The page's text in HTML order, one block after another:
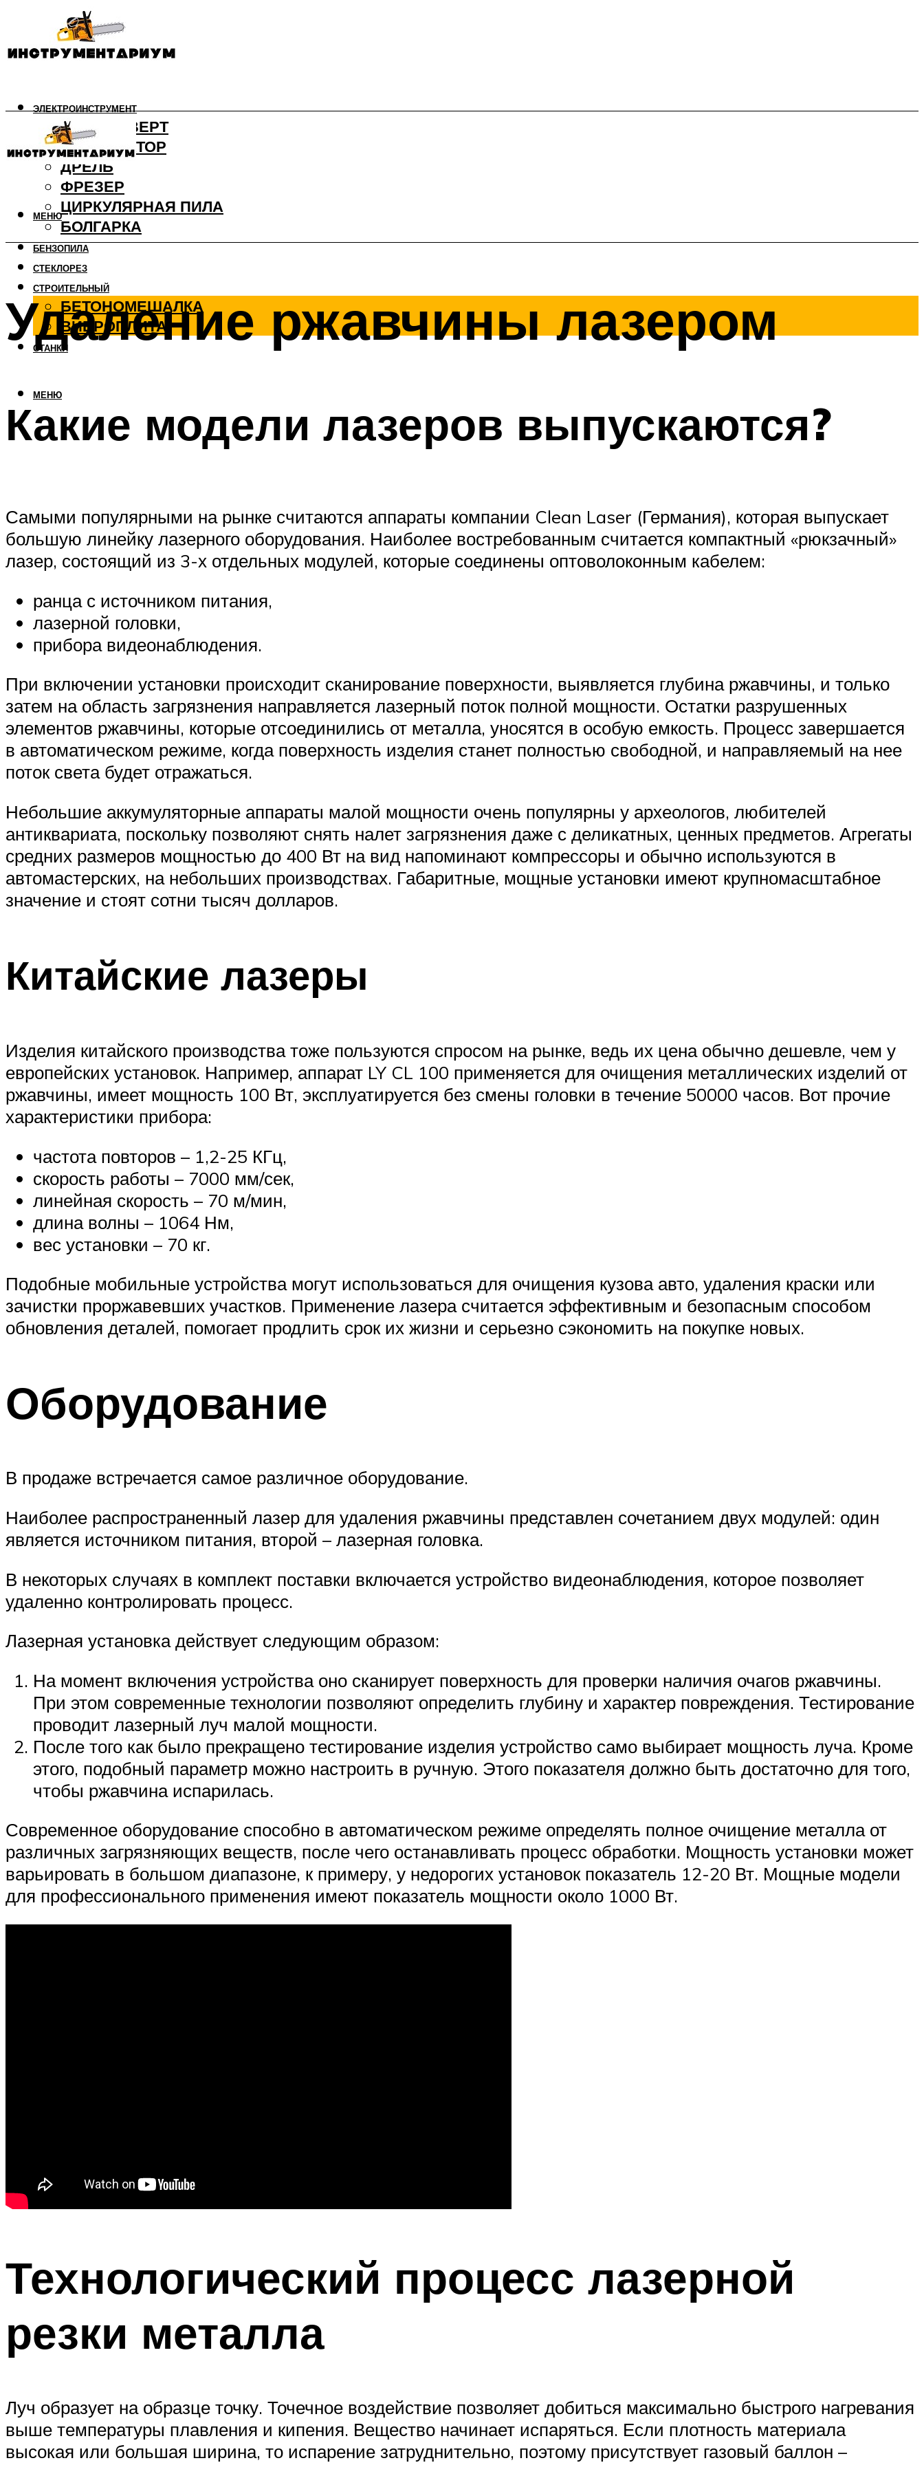
ЭЛЕКТРОИНСТРУМЕНТ
ШУРУПОВЕРТ
ПЕРФОРАТОР
ДРЕЛЬ
ФРЕЗЕР
ЦИРКУЛЯРНАЯ ПИЛА
БОЛГАРКА
БЕНЗОПИЛА
СТЕКЛОРЕЗ
СТРОИТЕЛЬНЫЙ
БЕТОНОМЕШАЛКА
ВИБРОПЛИТА
СТАНКИ
МЕНЮ
МЕНЮ
Удаление ржавчины лазером
Какие модели лазеров выпускаются?
Самыми популярными на рынке считаются аппараты компании Clean Laser (Германия), которая выпускает
большую линейку лазерного оборудования. Наиболее востребованным считается компактный «рюкзачный»
лазер, состоящий из 3-х отдельных модулей, которые соединены оптоволоконным кабелем:
ранца с источником питания,
лазерной головки,
прибора видеонаблюдения.
При включении установки происходит сканирование поверхности, выявляется глубина ржавчины, и только
затем на область загрязнения направляется лазерный поток полной мощности. Остатки разрушенных
элементов ржавчины, которые отсоединились от металла, уносятся в особую емкость. Процесс завершается
в автоматическом режиме, когда поверхность изделия станет полностью свободной, и направляемый на нее
поток света будет отражаться.
Небольшие аккумуляторные аппараты малой мощности очень популярны у археологов, любителей
антиквариата, поскольку позволяют снять налет загрязнения даже с деликатных, ценных предметов. Агрегаты
средних размеров мощностью до 400 Вт на вид напоминают компрессоры и обычно используются в
автомастерских, на небольших производствах. Габаритные, мощные установки имеют крупномасштабное
значение и стоят сотни тысяч долларов.
Китайские лазеры
Изделия китайского производства тоже пользуются спросом на рынке, ведь их цена обычно дешевле, чем у
европейских установок. Например, аппарат LY CL 100 применяется для очищения металлических изделий от
ржавчины, имеет мощность 100 Вт, эксплуатируется без смены головки в течение 50000 часов. Вот прочие
характеристики прибора:
частота повторов – 1,2-25 КГц,
скорость работы – 7000 мм/сек,
линейная скорость – 70 м/мин,
длина волны – 1064 Нм,
вес установки – 70 кг.
Подобные мобильные устройства могут использоваться для очищения кузова авто, удаления краски или
зачистки проржавевших участков. Применение лазера считается эффективным и безопасным способом
обновления деталей, помогает продлить срок их жизни и серьезно сэкономить на покупке новых.
Оборудование
В продаже встречается самое различное оборудование.
Наиболее распространенный лазер для удаления ржавчины представлен сочетанием двух модулей: один
является источником питания, второй – лазерная головка.
В некоторых случаях в комплект поставки включается устройство видеонаблюдения, которое позволяет
удаленно контролировать процесс.
Лазерная установка действует следующим образом:
На момент включения устройства оно сканирует поверхность для проверки наличия очагов ржавчины.
При этом современные технологии позволяют определить глубину и характер повреждения. Тестирование
проводит лазерный луч малой мощности.
После того как было прекращено тестирование изделия устройство само выбирает мощность луча. Кроме
этого, подобный параметр можно настроить в ручную. Этого показателя должно быть достаточно для того,
чтобы ржавчина испарилась.
Современное оборудование способно в автоматическом режиме определять полное очищение металла от
различных загрязняющих веществ, после чего останавливать процесс обработки. Мощность установки может
варьировать в большом диапазоне, к примеру, у недорогих установок показатель 12-20 Вт. Мощные модели
для профессионального применения имеют показатель мощности около 1000 Вт.
Технологический процесс лазерной
резки металла
Луч образует на образце точку. Точечное воздействие позволяет добиться максимально быстрого нагревания
выше температуры плавления и кипения. Вещество начинает испаряться. Если плотность материала
высокая или большая ширина, то испарение затруднительно, поэтому присутствует газовый баллон –